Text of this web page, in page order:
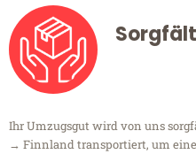
Ihr Umzugsgut wird von uns
→ Finnland transportiert, um